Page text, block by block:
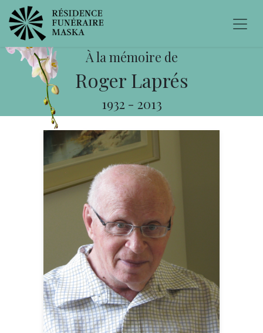
À la mémoire de
Roger Laprés
1932 - 2013